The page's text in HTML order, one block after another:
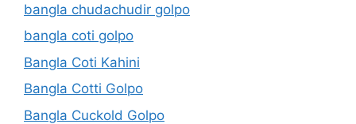
bangla chudachudir golpo
bangla coti golpo
Bangla Coti Kahini
Bangla Cotti Golpo
Bangla Cuckold Golpo